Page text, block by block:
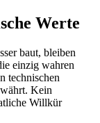
Werte
baut, bleiben
einzig wahren
technischen
Kein
Willkür